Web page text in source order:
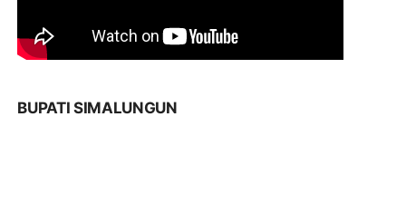
BUPATI SIMALUNGUN